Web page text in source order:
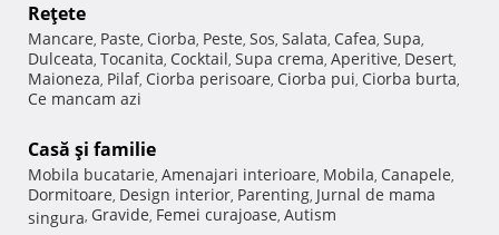
Reţete
Mancare, Paste, Ciorba, Peste, Sos, Salata, Cafea, Supa,
Dulceata, Tocanita, Cocktail, Supa crema, Aperitive, Desert,
Maioneza, Pilaf, Ciorba perisoare, Ciorba pui, Ciorba burta,
Ce mancam azi
Casă şi familie
Mobila bucatarie, Amenajari interioare, Mobila, Canapele,
Dormitoare, Design interior, Parenting, Jurnal de mama
singura, Gravide, Femei curajoase, Autism